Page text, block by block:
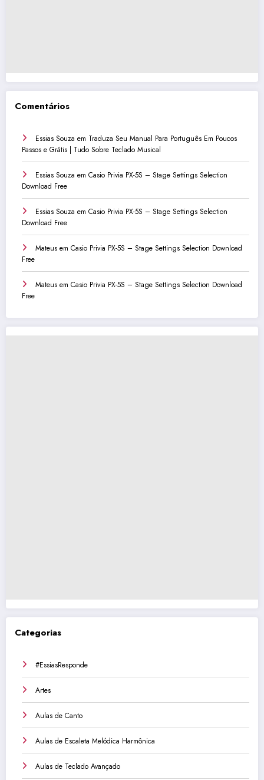
Comentários
Essias Souza em Traduza Seu Manual Para Português Em Poucos
Passos e Grátis | Tudo Sobre Teclado Musical
Essias Souza em Casio Privia PX-5S – Stage Settings Selection
Download Free
Essias Souza em Casio Privia PX-5S – Stage Settings Selection
Download Free
Mateus em Casio Privia PX-5S – Stage Settings Selection Download
Free
Mateus em Casio Privia PX-5S – Stage Settings Selection Download
Free
Categorias
#EssiasResponde
Artes
Aulas de Canto
Aulas de Escaleta Melódica Harmônica
Aulas de Teclado Avançado